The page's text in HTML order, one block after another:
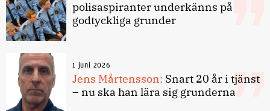
polisaspiranter underkänns på
godtyckliga grunder
1 juni 2026
Jens Mårtensson: Snart 20 år i tjänst
– nu ska han lära sig grunderna